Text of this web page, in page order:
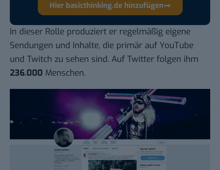
Hier basicthinking.de hinzufügen
In dieser Rolle produziert er regelmäßig eigene
Sendungen und Inhalte, die primär auf YouTube
und Twitch zu sehen sind. Auf Twitter folgen ihm
236.000 Menschen.